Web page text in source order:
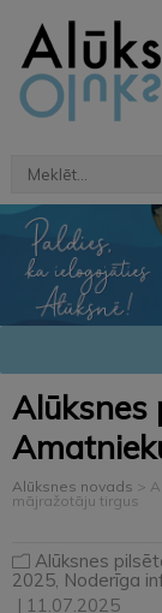
Alūksnes
Alūksnes novads >
mājražotāju tirgus
Alūksnes
2025 Noderīga
| 11.07.2025